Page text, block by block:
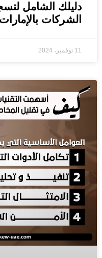
دليلك الشامل
الشركات بالإمارات
11 نوفمبر، 2024